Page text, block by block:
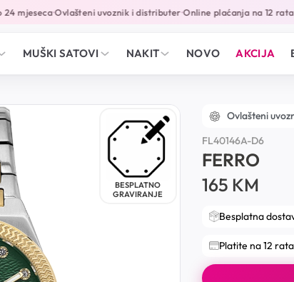
mjeseca•Ovlašteni uvoznik i distributer•Online plaćanja na 12 rata•
MUŠKI SATOVI NAKIT NOVO AKCIJA
BESPLATNO
GRAVIRANJE
Ovlašteni
FL40146A-D6
FERRO
165 KM
Besplatna
Platite na 12